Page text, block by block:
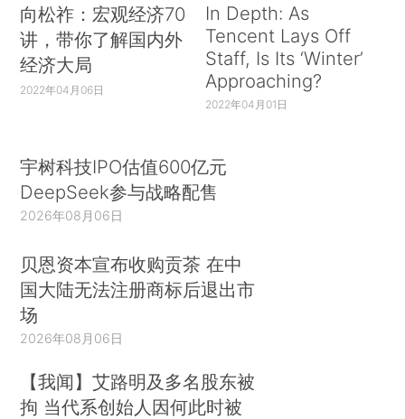
向松祚：宏观经济70
讲，带你了解国内外
经济大局
2022年04月06日
In Depth: As
Tencent Lays Off
Staff, Is Its ‘Winter’
Approaching?
2022年04月01日
宇树科技IPO估值600亿元
DeepSeek参与战略配售
2026年08月06日
贝恩资本宣布收购贡茶 在中
国大陆无法注册商标后退出市
场
2026年08月06日
【我闻】艾路明及多名股东被
拘 当代系创始人因何此时被